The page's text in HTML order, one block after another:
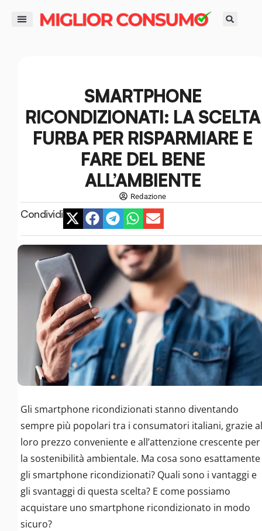
SMARTPHONE
RICONDIZIONATI: LA SCELTA
FURBA PER RISPARMIARE E
FARE DEL BENE
ALL’AMBIENTE
Redazione
Condividi
Gli smartphone ricondizionati stanno diventando
sempre più popolari tra i consumatori italiani, grazie al
loro prezzo conveniente e all’attenzione crescente per
la sostenibilità ambientale. Ma cosa sono esattamente
gli smartphone ricondizionati? Quali sono i vantaggi e
gli svantaggi di questa scelta? E come possiamo
acquistare uno smartphone ricondizionato in modo
sicuro?